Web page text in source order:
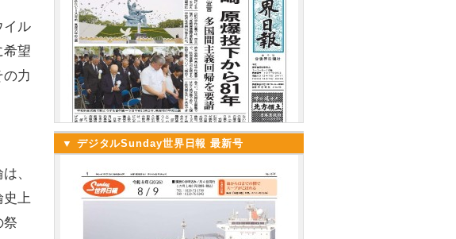
イル
希望
力
、
史上
祭
▼ デジタルSunday世界日報 最新号